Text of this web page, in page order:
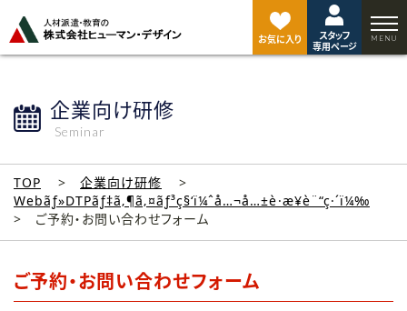
お気に入り
スタッフ
専用ページ
企業向け研修
Seminar
TOP
企業向け研修
Webãƒ»DTPãƒ‡ã‚¶ã‚¤ãƒ³ç§‘ï¼ˆå…¬å…±è·æ¥­è¨“ç·´ï¼‰
ご予約・お問い合わせフォーム
ご予約・お問い合わせフォーム
ジ
ト